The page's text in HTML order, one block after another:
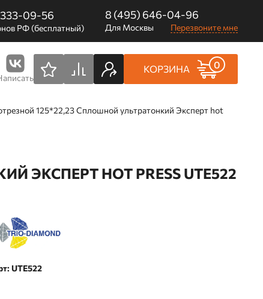
09-56
РФ (бесплатный)
8 (495) 646-04-96
Для Москвы Перезвоните мне
КОРЗИНА 0
125*22,23 Сплошной ультратонкий Эксперт hot
HOT PRESS UTE522
UTE522